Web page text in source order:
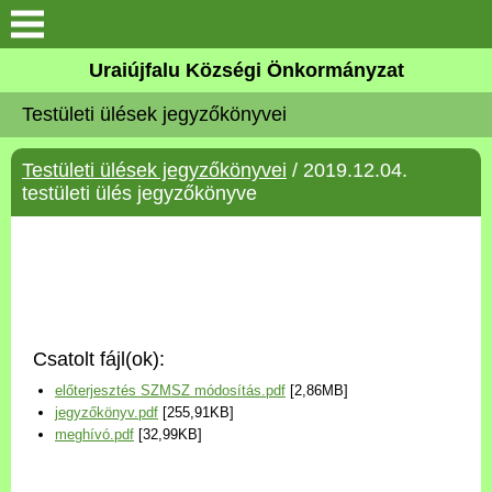
Köszöntő
Elérhetőségek
Uraiújfalu
Választási információk
Versenyképes Járások
Uraiújfalu Községi Önkormányzat
Testületi ülések jegyzőkönyvei
Testületi ülések jegyzőkönyvei / 2019.12.04.
testületi ülés jegyzőkönyve
Csatolt fájl(ok):
előterjesztés SZMSZ módosítás.pdf [2,86MB]
jegyzőkönyv.pdf [255,91KB]
meghívó.pdf [32,99KB]